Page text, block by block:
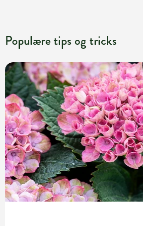
Populære tips og tricks